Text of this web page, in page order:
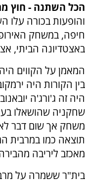
הכל השתנה - חוץ
והופעות בכורה עלו
חיפה, במשחק
באצטדיונה הביתי,
המאמן על הקווים
בין הקורות היה
היה זה ג'ורג'ה
שחקניה שהושאלו
משחק אך שום דבר
תוצאה כמו במרבית
מאכזב ליריבה
בית"ר ששמרה על